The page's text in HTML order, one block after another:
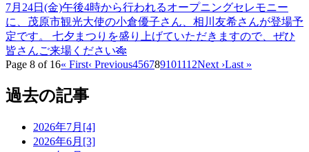
7月24日(金)午後4時から行われるオープニングセレモニー
に、茂原市観光大使の小倉優子さん、相川友希さんが登場予
定です。 七夕まつりを盛り上げていただきますので、ぜひ
皆さんご来場ください🎋
Page 8 of 16« First‹ Previous456789101112Next ›Last »
過去の記事
2026年7月[4]
2026年6月[3]